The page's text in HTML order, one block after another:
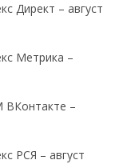
Директ – август
Метрика –
ВКонтакте –
РСЯ – август